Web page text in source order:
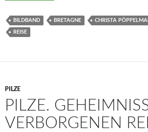
BILDBAND BRETAGNE CHRISTA
REISE
PILZE
PILZE.
VERBORGENEN